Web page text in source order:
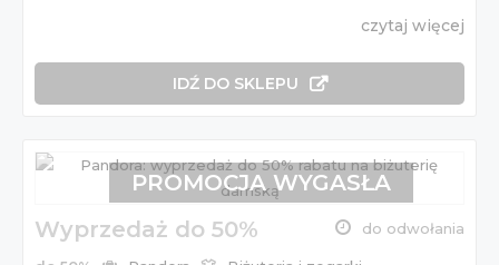
czytaj więcej
IDŹ DO SKLEPU
Wyprzedaż do 50% do odwołania
PROMOCJA WYGASŁA